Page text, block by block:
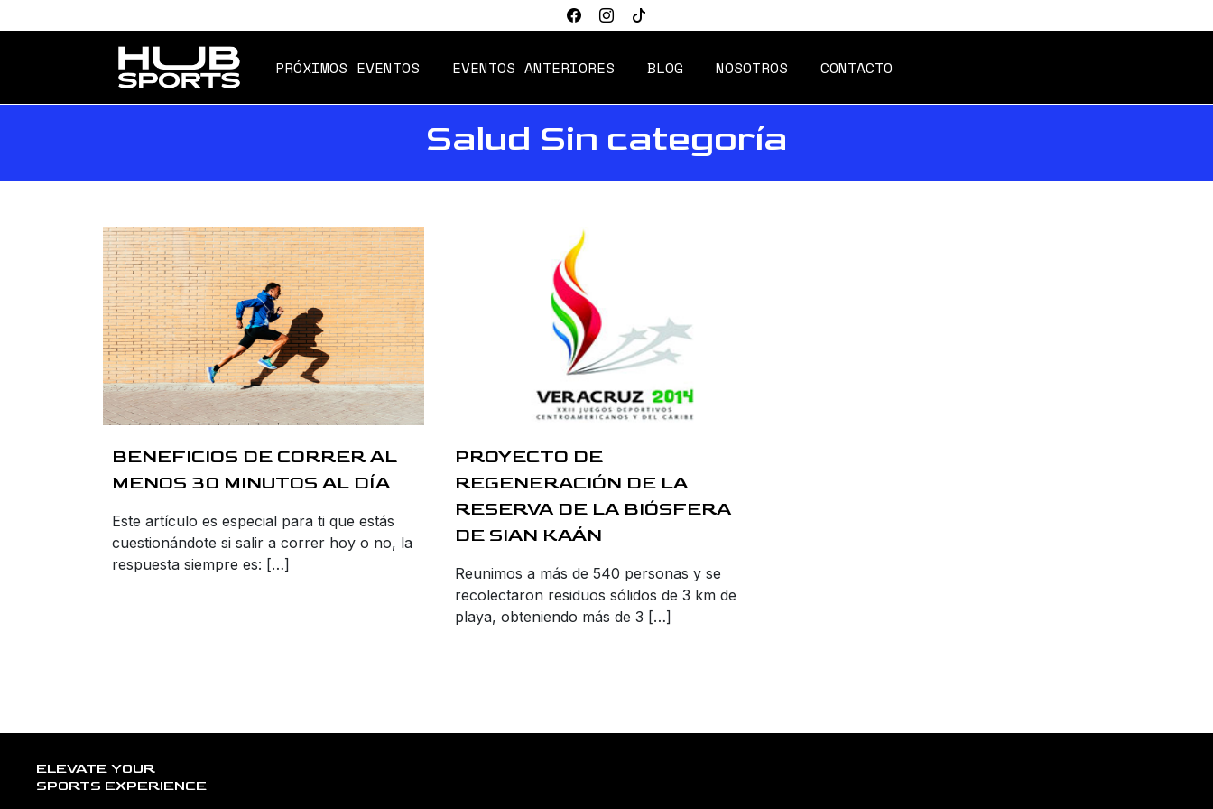
PRÓXIMOS EVENTOS EVENTOS ANTERIORES BLOG NOSOTROS CONTACTO
Salud Sin categoría
BENEFICIOS DE CORRER AL
MENOS 30 MINUTOS AL DÍA
Este artículo es especial para ti que estás
cuestionándote si salir a correr hoy o no, la
respuesta siempre es: […]
PROYECTO DE
REGENERACIÓN DE LA
RESERVA DE LA BIÓSFERA
DE SIAN KAÁN
Reunimos a más de 540 personas y se
recolectaron residuos sólidos de 3 km de
playa, obteniendo más de 3 […]
ELEVATE YOUR
SPORTS EXPERIENCE